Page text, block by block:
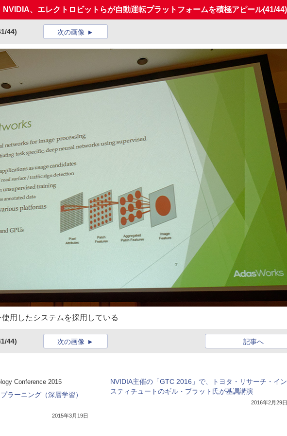
NVIDIA、エレクトロビットらが自動運転プラットフォームを積極アピール(41/44)
44) 次の画像
用したシステムを採用している
44) 記事へ
次の画像
Conference 2015
ラーニング（深層学習）
2015年3月19日
NVIDIA主催の「GTC 2016」で、トヨタ・リサーチ・イン
スティチュートのギル・プラット氏が基調講演
2016年2月29日